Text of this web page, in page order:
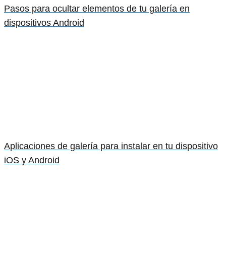
Pasos para ocultar elementos de tu galería en
dispositivos Android
Aplicaciones de galería para instalar en tu dispositivo
iOS y Android